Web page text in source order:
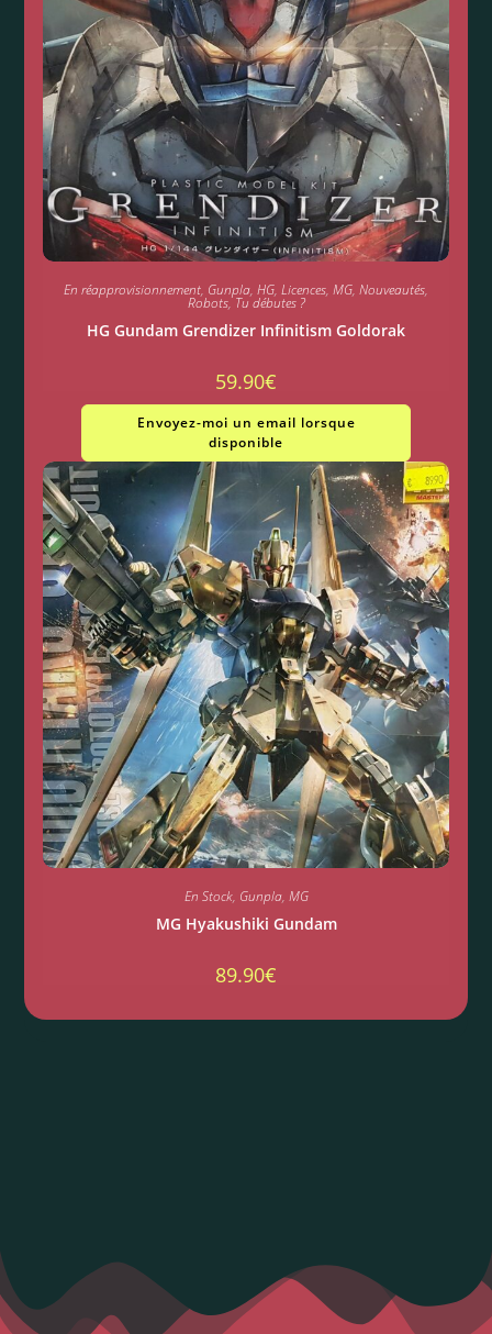
En réapprovisionnement, Gunpla, HG, Licences, MG, Nouveautés,
Robots,Tu débutes ?
HG Gundam Grendizer Infinitism Goldorak
59.90€
Envoyez-moi un email lorsque
disponible
En Stock, Gunpla, MG
MG Hyakushiki Gundam
89.90€